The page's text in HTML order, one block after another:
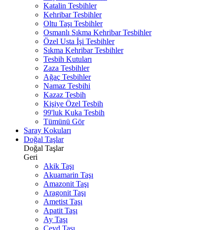
Katalin Tesbihler
Kehribar Tesbihler
Oltu Taşı Tesbihler
Osmanlı Sıkma Kehribar Tesbihler
Özel Usta İşi Tesbihler
Sıkma Kehribar Tesbihler
Tesbih Kutuları
Zaza Tesbihler
Ağaç Tesbihler
Namaz Tesbihi
Kazaz Tesbih
Kişiye Özel Tesbih
99'luk Kuka Tesbih
Tümünü Gör
Saray Kokuları
Doğal Taşlar
Doğal Taşlar
Geri
Akik Taşı
Akuamarin Taşı
Amazonit Taşı
Aragonit Taşı
Ametist Taşı
Apatit Taşı
Ay Taşı
Ceyd Taşı